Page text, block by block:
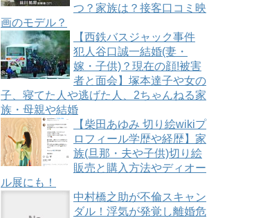
つ？家族は？接客口コミ映
画のモデル？
【西鉄バスジャック事件
犯人谷口誠一結婚(妻・
嫁・子供)？現在の顔!被害
者と面会】塚本達子や女の
子、寝てた人や逃げた人、2ちゃんねる家
族・母親や結婚
【柴田あゆみ 切り絵wikiプ
ロフィール学歴や経歴】家
族(旦那・夫や子供)切り絵
販売と購入方法やディオー
ル展にも！
中村橋之助が不倫スキャン
ダル！浮気が発覚し離婚危